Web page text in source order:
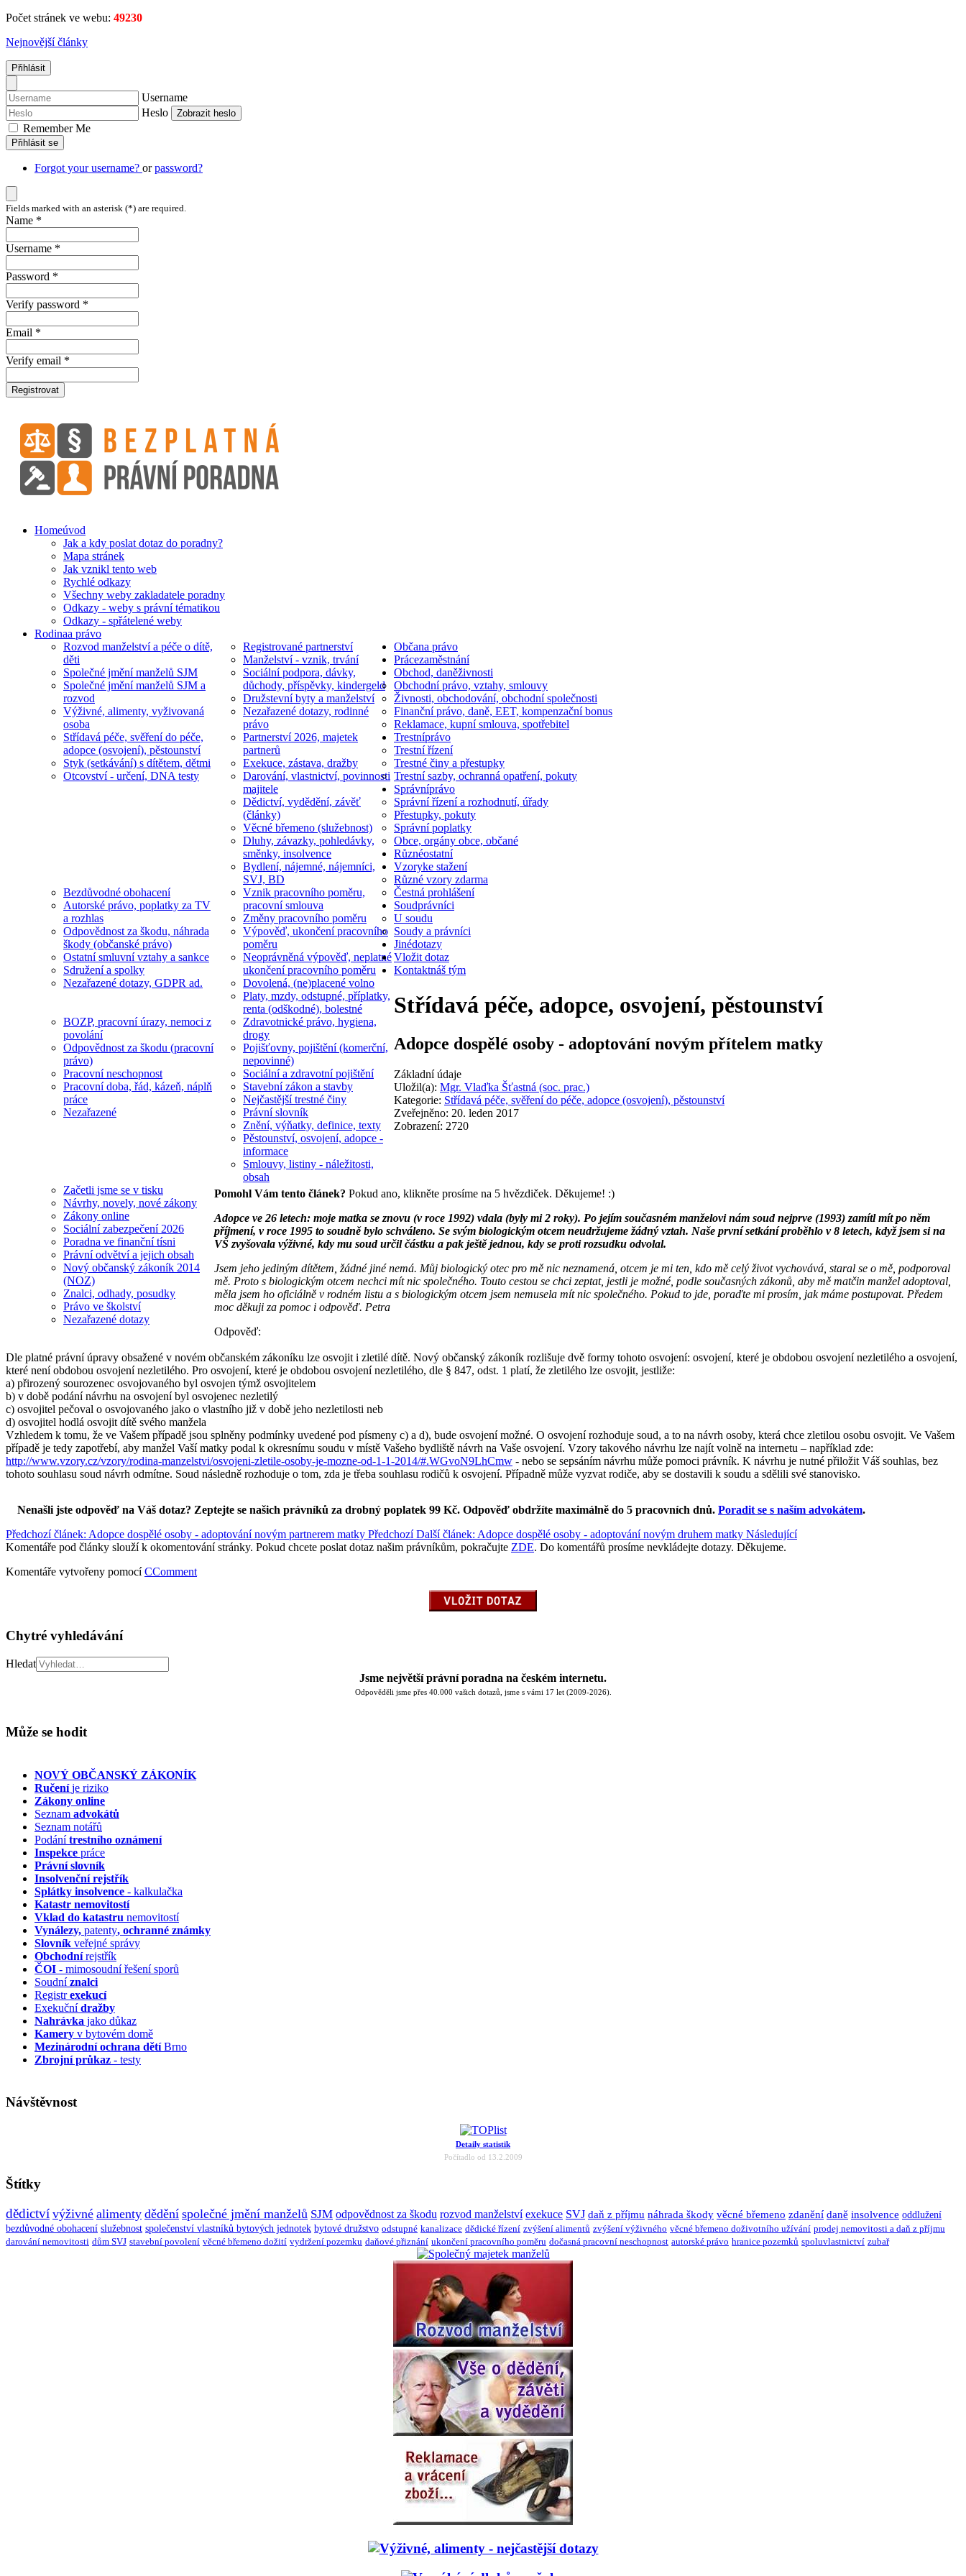
Počet stránek ve webu: 49230
Nejnovější články
Přihlásit
Username
Heslo
Zobrazit heslo
Remember Me
Přihlásit se
Forgot your username? orpassword?
Fields marked with an asterisk (*) are required.
Name *
Username *
Password *
Verify password *
Email *
Verify email *
Registrovat
Homeúvod
Jak a kdy poslat dotaz do poradny?
Mapa stránek
Jak vznikl tento web
Rychlé odkazy
Všechny weby zakladatele poradny
Odkazy - weby s právní tématikou
Odkazy - spřátelené weby
Rodinaa právo
Rozvod manželství a péče o dítě,
děti
Společné jmění manželů SJM
Společné jmění manželů SJM a
rozvod
Výživné, alimenty, vyživovaná
osoba
Střídavá péče, svěření do péče,
adopce (osvojení), pěstounství
Styk (setkávání) s dítětem, dětmi
Otcovství - určení, DNA testy
Registrované partnerství
Manželství - vznik, trvání
Sociální podpora, dávky,
důchody, příspěvky, kindergeld
Družstevní byty a manželství
Nezařazené dotazy, rodinné
právo
Partnerství 2026, majetek
partnerů
Občana právo
Exekuce, zástava, dražby
Darování, vlastnictví, povinnosti
majitele
Dědictví, vydědění, závěť
(články)
Věcné břemeno (služebnost)
Dluhy, závazky, pohledávky,
směnky, insolvence
Bydlení, nájemné, nájemníci,
SVJ, BD
Bezdůvodné obohacení
Autorské právo, poplatky za TV
a rozhlas
Odpovědnost za škodu, náhrada
škody (občanské právo)
Ostatní smluvní vztahy a sankce
Sdružení a spolky
Nezařazené dotazy, GDPR ad.
Prácezaměstnání
Vznik pracovního poměru,
pracovní smlouva
Změny pracovního poměru
Výpověď, ukončení pracovního
poměru
Neoprávněná výpověď, neplatné
ukončení pracovního poměru
Dovolená, (ne)placené volno
Platy, mzdy, odstupné, příplatky,
renta (odškodné), bolestné
BOZP, pracovní úrazy, nemoci z
povolání
Odpovědnost za škodu (pracovní
právo)
Pracovní neschopnost
Pracovní doba, řád, kázeň, náplň
práce
Nezařazené
Obchod, daněživnosti
Obchodní právo, vztahy, smlouvy
Živnosti, obchodování, obchodní společnosti
Finanční právo, daně, EET, kompenzační bonus
Reklamace, kupní smlouva, spotřebitel
Trestníprávo
Trestní řízení
Trestné činy a přestupky
Trestní sazby, ochranná opatření, pokuty
Správníprávo
Správní řízení a rozhodnutí, úřady
Přestupky, pokuty
Správní poplatky
Obce, orgány obce, občané
Různéostatní
Zdravotnické právo, hygiena,
drogy
Pojišťovny, pojištění (komerční,
nepovinné)
Sociální a zdravotní pojištění
Stavební zákon a stavby
Nejčastější trestné činy
Právní slovník
Znění, výňatky, definice, texty
Pěstounství, osvojení, adopce -
informace
Smlouvy, listiny - náležitosti,
obsah
Začetli jsme se v tisku
Návrhy, novely, nové zákony
Zákony online
Sociální zabezpečení 2026
Poradna ve finanční tísni
Právní odvětví a jejich obsah
Nový občanský zákoník 2014
(NOZ)
Znalci, odhady, posudky
Právo ve školství
Nezařazené dotazy
Vzoryke stažení
Různé vzory zdarma
Čestná prohlášení
Soudprávníci
U soudu
Soudy a právníci
Jinédotazy
Vložit dotaz
Kontaktnáš tým
Střídavá péče, adopce, osvojení, pěstounství
Adopce dospělé osoby - adoptování novým přítelem matky
Základní údaje
Uložil(a): Mgr. Vlaďka Šťastná (soc. prac.)
Kategorie: Střídavá péče, svěření do péče, adopce (osvojení), pěstounství
Zveřejněno: 20. leden 2017
Zobrazení: 2720
Pomohl Vám tento článek? Pokud ano, klikněte prosíme na 5 hvězdiček. Děkujeme! :)
Adopce ve 26 letech: moje matka se znovu (v roce 1992) vdala (byly mi 2 roky). Po jejím současném manželovi nám soud nejprve (1993) zamítl mít po něm
příjmení, v roce 1995 to soudně bylo schváleno. Se svým biologickým otcem neudržujeme žádný vztah. Naše první setkání proběhlo v 8 letech, když jsem si na
VŠ zvyšovala výživné, kdy mu soud určil částku a pak ještě jednou, kdy se proti rozsudku odvolal.
Jsem jeho jediným dítětem, žádné jiné nemá. Můj biologický otec pro mě nic neznamená, otcem je mi ten, kdo mě celý život vychovává, staral se o mě, podporoval
mě. Proto s biologickým otcem nechci mít nic společného. Touto cestou se chci zeptat, jestli je možné, podle současných zákonů, aby mě matčin manžel adoptoval,
měla jsem ho oficiálně v rodném listu a s biologickým otcem jsem nemusela mít nic společného. Pokud to jde, poraďte mi prosím, jak máme postupovat. Předem
moc děkuji za pomoc i odpověď. Petra
Odpověď:
Dle platné právní úpravy obsažené v novém občanském zákoníku lze osvojit i zletilé dítě. Nový občanský zákoník rozlišuje dvě formy tohoto osvojení: osvojení, které je obdobou osvojení nezletilého a osvojení,
které není obdobou osvojení nezletilého. Pro osvojení, které je obdobou osvojení nezletilého, dle § 847, odst. 1 platí, že zletilého lze osvojit, jestliže:
a) přirozený sourozenec osvojovaného byl osvojen týmž osvojitelem
b) v době podání návrhu na osvojení byl osvojenec nezletilý
c) osvojitel pečoval o osvojovaného jako o vlastního již v době jeho nezletilosti neb
d) osvojitel hodlá osvojit dítě svého manžela
Vzhledem k tomu, že ve Vašem případě jsou splněny podmínky uvedené pod písmeny c) a d), bude osvojení možné. O osvojení rozhoduje soud, a to na návrh osoby, která chce zletilou osobu osvojit. Ve Vašem
případě je tedy zapotřebí, aby manžel Vaší matky podal k okresnímu soudu v místě Vašeho bydliště návrh na Vaše osvojení. Vzory takového návrhu lze najít volně na internetu – například zde:
http://www.vzory.cz/vzory/rodina-manzelstvi/osvojeni-zletile-osoby-je-mozne-od-1-1-2014/#.WGvoN9LhCmw - nebo se sepsáním návrhu může pomoci právník. K návrhu je nutné přiložit Váš souhlas, bez
tohoto souhlasu soud návrh odmítne. Soud následně rozhoduje o tom, zda je třeba souhlasu rodičů k osvojení. Případně může vyzvat rodiče, aby se dostavili k soudu a sdělili své stanovisko.
Nenašli jste odpověď na Váš dotaz? Zeptejte se našich právníků za drobný poplatek 99 Kč. Odpověď obdržíte maximálně do 5 pracovních dnů. Poradit se s naším advokátem.
Předchozí článek: Adopce dospělé osoby - adoptování novým partnerem matky Předchozí Další článek: Adopce dospělé osoby - adoptování novým druhem matky Následující
Komentáře pod články slouží k okomentování stránky. Pokud chcete poslat dotaz našim právníkům, pokračujte ZDE. Do komentářů prosíme nevkládejte dotazy. Děkujeme.
Komentáře vytvořeny pomocíCComment
Chytré vyhledávání
Hledat
Jsme největší právní poradna na českém internetu.
Odpověděli jsme přes 40.000 vašich dotazů, jsme s vámi 17 let (2009-2026).
Může se hodit
NOVÝ OBČANSKÝ ZÁKONÍK
Ručeníje riziko
Zákony online
Seznam advokátů
Seznam notářů
Podánítrestního oznámení
Inspekce práce
Právní slovník
Insolvenčnírejstřík
Splátky insolvence - kalkulačka
Katastr nemovitostí
Vklad do katastru nemovitostí
Vynálezy, patenty, ochranné známky
Slovník veřejné správy
Obchodnírejstřík
ČOI - mimosoudní řešení sporů
Soudníznalci
Registrexekucí
Exekučnídražby
Nahrávka jako důkaz
Kamery v bytovém domě
Mezinárodní ochrana dětíBrno
Zbrojní průkaz - testy
Návštěvnost
Detaily statistik
Počítadlo od 13.2.2009
Štítky
dědictví výživné alimenty dědění společné jmění manželů SJM odpovědnost za škodu rozvod manželství exekuce SVJ daň z příjmu náhrada škody věcné břemeno zdanění daně insolvence oddlužení
bezdůvodné obohacení služebnost společenství vlastníků bytových jednotek bytové družstvo odstupné kanalizace dědické řízení zvýšení alimentů zvýšení výživného věcné břemeno doživotního užívání prodej nemovitosti a daň z příjmu
darování nemovitosti dům SVJ stavební povolení věcné břemeno dožití vydržení pozemku daňové přiznání ukončení pracovního poměru dočasná pracovní neschopnost autorské právo hranice pozemků spoluvlastnictví zubař